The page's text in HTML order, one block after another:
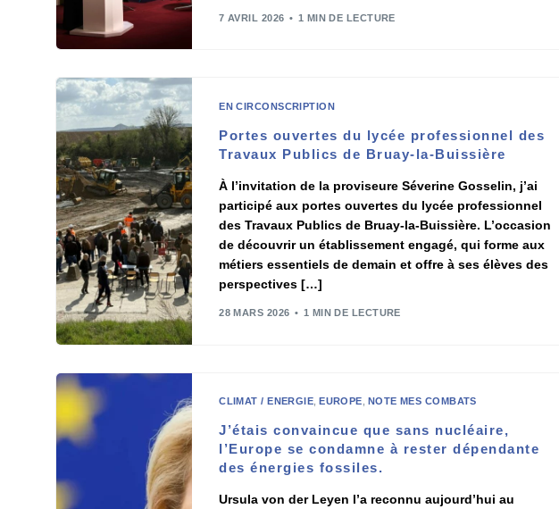
7 AVRIL 2026 1 MIN DE LECTURE
EN CIRCONSCRIPTION
Portes ouvertes du lycée professionnel des
Travaux Publics de Bruay-la-Buissière
À l’invitation de la proviseure Séverine Gosselin, j’ai
participé aux portes ouvertes du lycée professionnel
des Travaux Publics de Bruay-la-Buissière. L’occasion
de découvrir un établissement engagé, qui forme aux
métiers essentiels de demain et offre à ses élèves des
perspectives […]
28 MARS 2026 1 MIN DE LECTURE
CLIMAT / ENERGIE EUROPE NOTE MES COMBATS
J’étais convaincue que sans nucléaire,
l’Europe se condamne à rester dépendante
des énergies fossiles.
Ursula von der Leyen l’a reconnu aujourd’hui au